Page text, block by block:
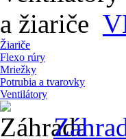
Žiariče
Flexo rúry
Mriežky
Potrubia a tvarovky
Ventilátory